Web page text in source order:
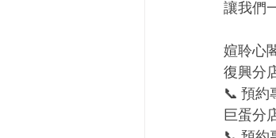
讓我們
媗聆心
復興分
📞 預約
巨蛋分